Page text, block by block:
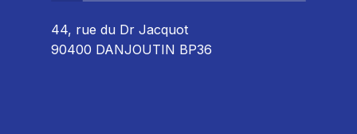
44, rue du Dr Jacquot
90400 DANJOUTIN BP36